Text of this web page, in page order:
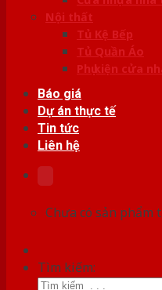
Nội thất
Tủ Kệ Bếp
Tủ Quần Áo
Phụ kiện cửa
Báo giá
Dự án thực tế
Tin tức
Liên hệ
Chưa có sản phẩm
Tìm kiếm: